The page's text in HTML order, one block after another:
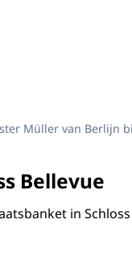
Tor
Müller van Berlijn
Bellevue
in